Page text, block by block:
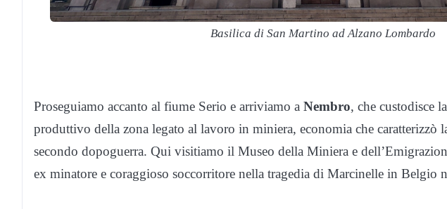
Basilica di San Martino ad Alzano Lombardo
Proseguiamo accanto al fiume Serio e arriviamo a Nembro, che custodisce
produttivo della zona legato al lavoro in miniera, economia che caratterizzò
secondo dopoguerra. Qui visitiamo il Museo della Miniera e
ex minatore e coraggioso soccorritore nella tragedia di Marcinelle in Belgio